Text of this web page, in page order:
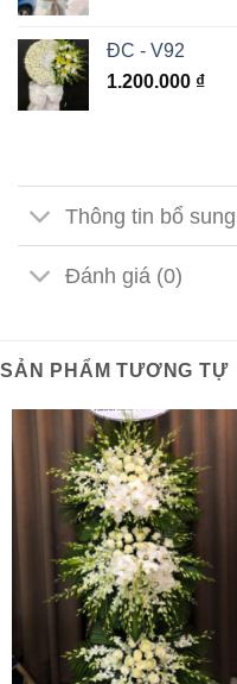
ĐC - V92
1.200.000 ₫
Thông tin bổ sung
Đánh giá (0)
SẢN PHẨM TƯƠNG TỰ